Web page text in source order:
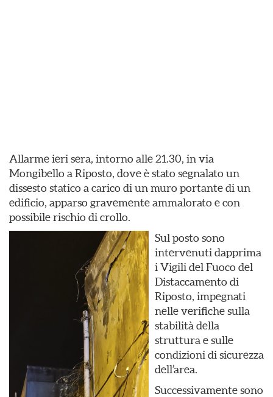
Allarme ieri sera, intorno alle 21.30, in via
Mongibello a Riposto, dove è stato segnalato un
dissesto statico a carico di un muro portante di un
edificio, apparso gravemente ammalorato e con
possibile rischio di crollo.
Sul posto sono
intervenuti dapprima
i Vigili del Fuoco del
Distaccamento di
Riposto, impegnati
nelle verifiche sulla
stabilità della
struttura e sulle
condizioni di sicurezza
dell’area.
Successivamente sono